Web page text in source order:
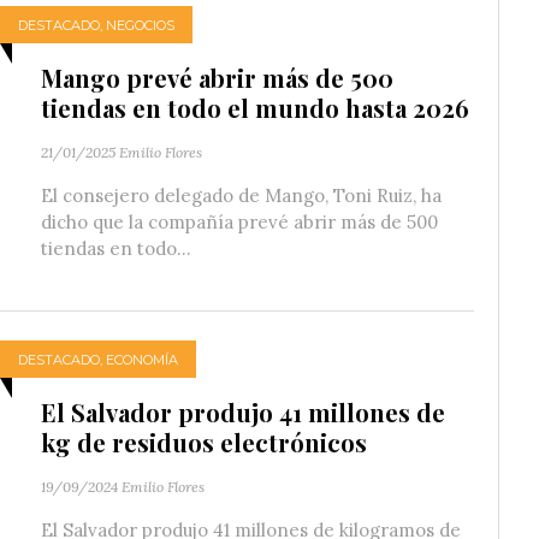
DESTACADO, NEGOCIOS
Mango prevé abrir más de 500
tiendas en todo el mundo hasta 2026
21/01/2025 Emilio Flores
El consejero delegado de Mango, Toni Ruiz, ha
dicho que la compañía prevé abrir más de 500
tiendas en todo...
DESTACADO, ECONOMÍA
El Salvador produjo 41 millones de
kg de residuos electrónicos
19/09/2024 Emilio Flores
El Salvador produjo 41 millones de kilogramos de